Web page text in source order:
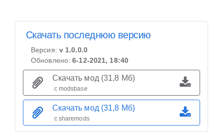
Скачать последнюю версию
Версия: v 1.0.0.0
Обновлено:6-12-2021, 18:40
Скачать мод (31,8 Мб)
с modsbase
Скачать мод (31,8 Мб)
с sharemods